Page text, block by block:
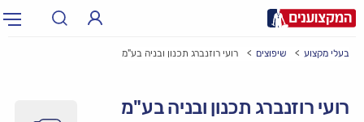
בעלי מקצוע שיפוצים רועי רוזנברג תכנון ובניה בע"מ
רועי רוזנברג תכנון ובניה בע"מ